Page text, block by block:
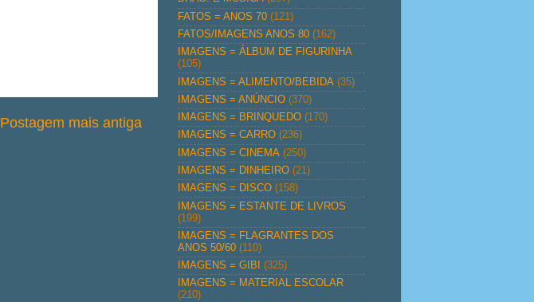
Postagem mais antiga
FATOS = ANOS 70 (121)
FATOS/IMAGENS ANOS 80 (162)
IMAGENS = ÁLBUM DE FIGURINHA
(105)
IMAGENS = ALIMENTO/BEBIDA (35)
IMAGENS = ANÚNCIO (370)
IMAGENS = BRINQUEDO (170)
IMAGENS = CARRO (236)
IMAGENS = CINEMA (250)
IMAGENS = DINHEIRO (21)
IMAGENS = DISCO (158)
IMAGENS = ESTANTE DE LIVROS
(199)
IMAGENS = FLAGRANTES DOS
ANOS 50/60 (110)
IMAGENS = GIBI
(325)
IMAGENS = MATERIAL ESCOLAR
(210)